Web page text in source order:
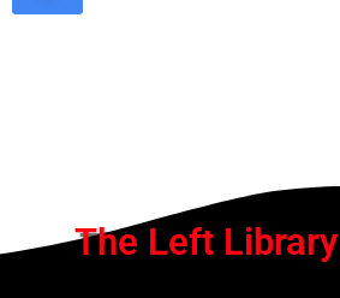
The Left Library